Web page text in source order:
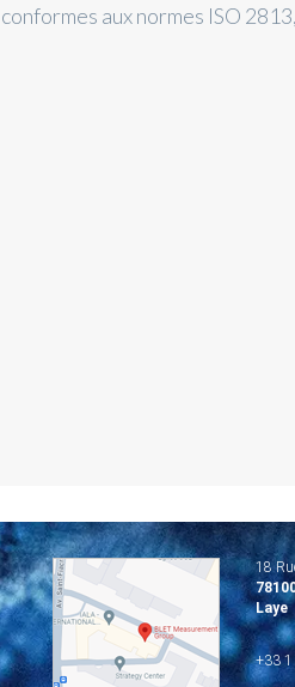
conformes aux normes ISO
18
Laye
+33